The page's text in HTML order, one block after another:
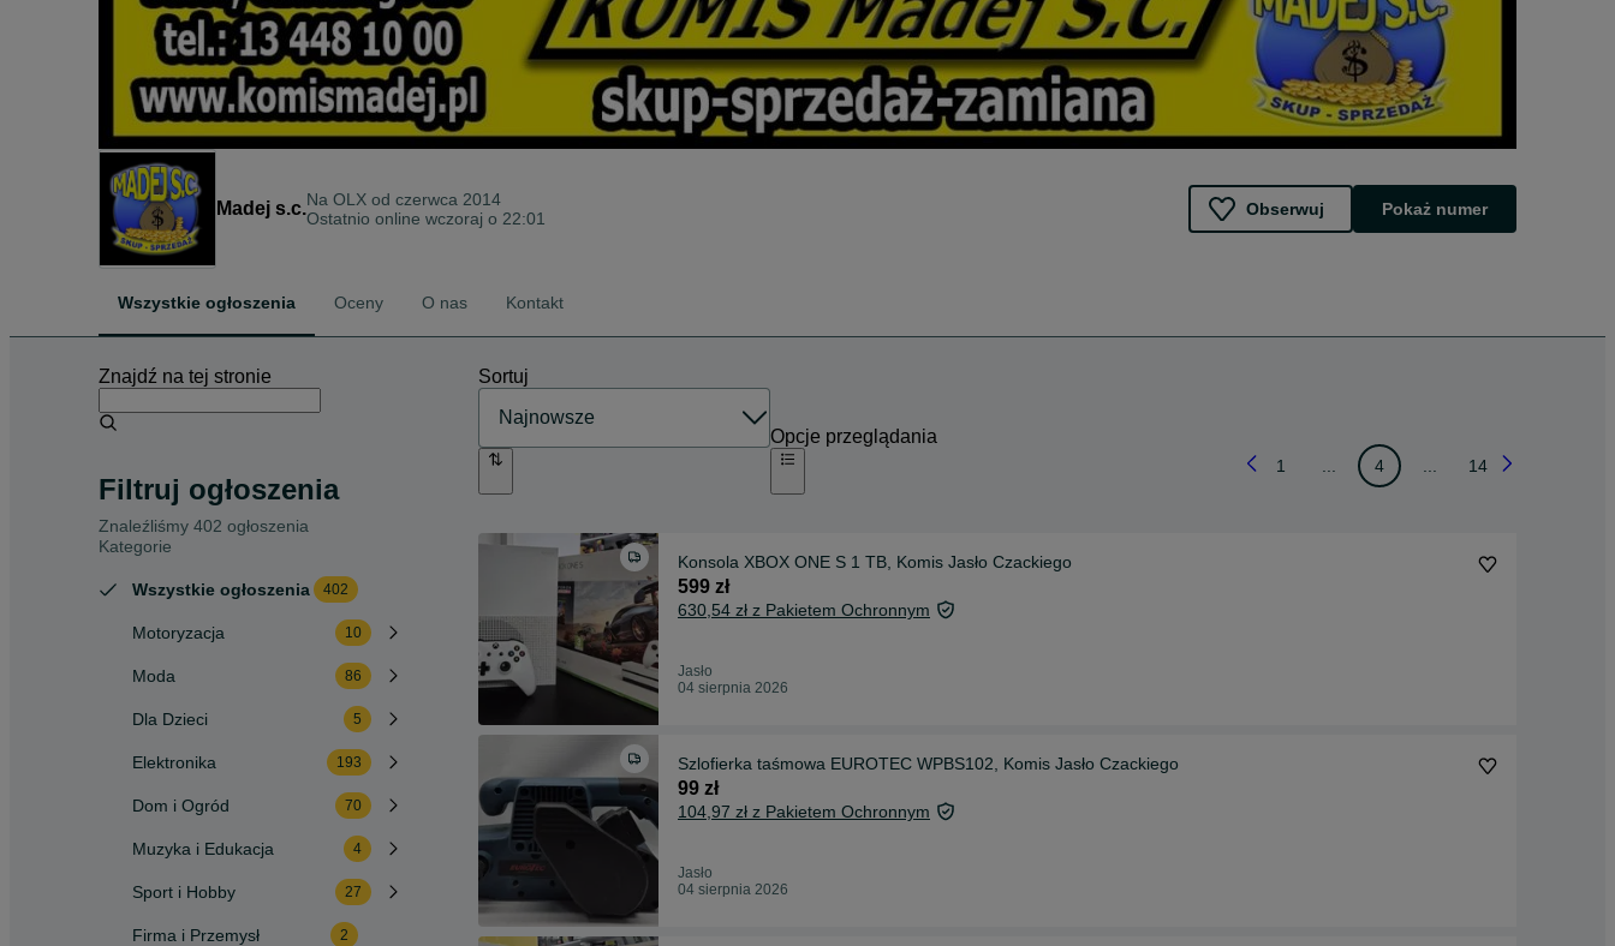
Madej s.c.Na OLX od czerwca 2014
Ostatnio online wczoraj o 22:01
Obserwuj Pokaż numer
Wszystkie ogłoszenia Oceny O nas Kontakt
Znajdź na tej stronie
Filtruj ogłoszenia
Znaleźliśmy 402 ogłoszenia
Kategorie
Wszystkie ogłoszenia 402
Motoryzacja 10
Moda 86
Dla Dzieci 5
Elektronika 193
Dom i Ogród 70
Muzyka i Edukacja 4
Sport i Hobby 27
Firma i Przemysł 2
Sortuj
Opcje przeglądania
1 4 14
Konsola XBOX ONE S 1 TB, Komis Jasło Czackiego
599 zł
630,54 zł z Pakietem Ochronnym
Jasło
04 sierpnia 2026
Szlofierka taśmowa EUROTEC WPBS102, Komis Jasło Czackiego
99 zł
104,97 zł z Pakietem Ochronnym
Jasło
04 sierpnia 2026